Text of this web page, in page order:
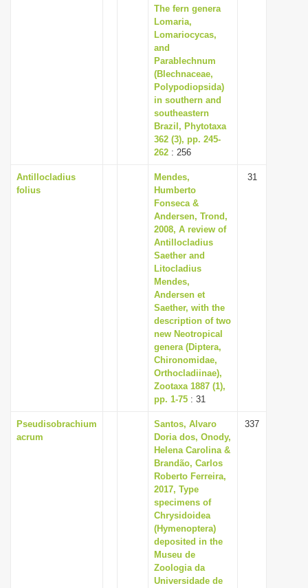
The fern genera
Lomaria,
Lomariocycas,
and
Parablechnum
(Blechnaceae,
Polypodiopsida)
in southern and
southeastern
Brazil, Phytotaxa
362 (3), pp. 245-
262 : 256
Antillocladius
folius
Mendes,
Humberto
Fonseca &
Andersen, Trond,
2008, A review of
Antillocladius
Saether and
Litocladius
Mendes,
Andersen et
Saether, with the
description of two
new Neotropical
genera (Diptera,
Chironomidae,
Orthocladiinae),
Zootaxa 1887 (1),
pp. 1-75 : 31
31
Pseudisobrachium
acrum
Santos, Alvaro
Doria dos, Onody,
Helena Carolina &
Brandão, Carlos
Roberto Ferreira,
2017, Type
specimens of
Chrysidoidea
(Hymenoptera)
deposited in the
Museu de
Zoologia da
Universidade de
337